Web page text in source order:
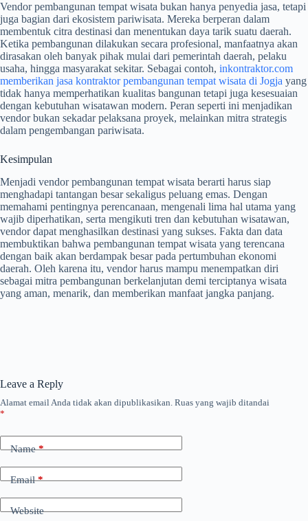
Vendor pembangunan tempat wisata bukan hanya penyedia jasa, tetapi
juga bagian dari ekosistem pariwisata. Mereka berperan dalam
membentuk citra destinasi dan menentukan daya tarik suatu daerah.
Ketika pembangunan dilakukan secara profesional, manfaatnya akan
dirasakan oleh banyak pihak mulai dari pemerintah daerah, pelaku
usaha, hingga masyarakat sekitar. Sebagai contoh, inkontraktor.com
memberikan jasa kontraktor pembangunan tempat wisata di Jogja yang
tidak hanya memperhatikan kualitas bangunan tetapi juga kesesuaian
dengan kebutuhan wisatawan modern. Peran seperti ini menjadikan
vendor bukan sekadar pelaksana proyek, melainkan mitra strategis
dalam pengembangan pariwisata.
Kesimpulan
Menjadi vendor pembangunan tempat wisata berarti harus siap
menghadapi tantangan besar sekaligus peluang emas. Dengan
memahami pentingnya perencanaan, mengenali lima hal utama yang
wajib diperhatikan, serta mengikuti tren dan kebutuhan wisatawan,
vendor dapat menghasilkan destinasi yang sukses. Fakta dan data
membuktikan bahwa pembangunan tempat wisata yang terencana
dengan baik akan berdampak besar pada pertumbuhan ekonomi
daerah. Oleh karena itu, vendor harus mampu menempatkan diri
sebagai mitra pembangunan berkelanjutan demi terciptanya wisata
yang aman, menarik, dan memberikan manfaat jangka panjang.
Leave a Reply
Alamat email Anda tidak akan dipublikasikan. Ruas yang wajib ditandai
*
Name*
Email*
Website